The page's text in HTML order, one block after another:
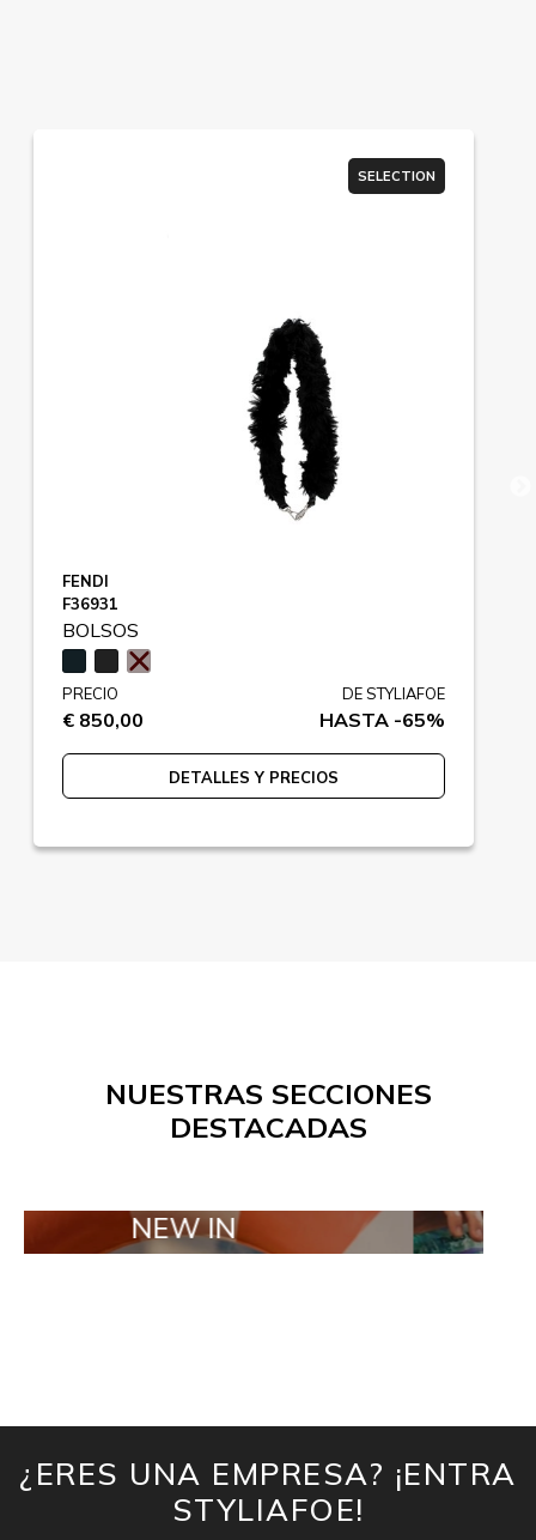
SELECTION
FENDI
F36931
BOLSOS
PRECIO
€ 850,00
DE STYLIAFOE
HASTA -65%
DETALLES Y PRECIOS
NUESTRAS SECCIONES
DESTACADAS
NEW IN TAILOR
¿ERES UNA EMPRESA? ¡ENTRA
STYLIAFOE!